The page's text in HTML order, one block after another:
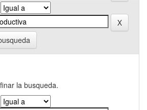
la busqueda.